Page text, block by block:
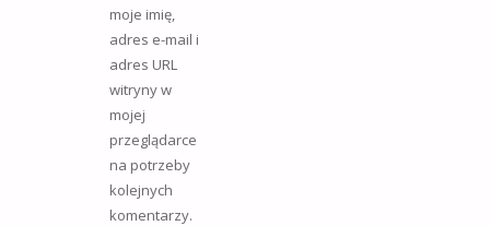
moje imię,
adres e-mail i
adres URL
witryny w
mojej
przeglądarce
na potrzeby
kolejnych
komentarzy.